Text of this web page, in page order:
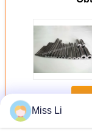
MaisMorrem as
Miss Li